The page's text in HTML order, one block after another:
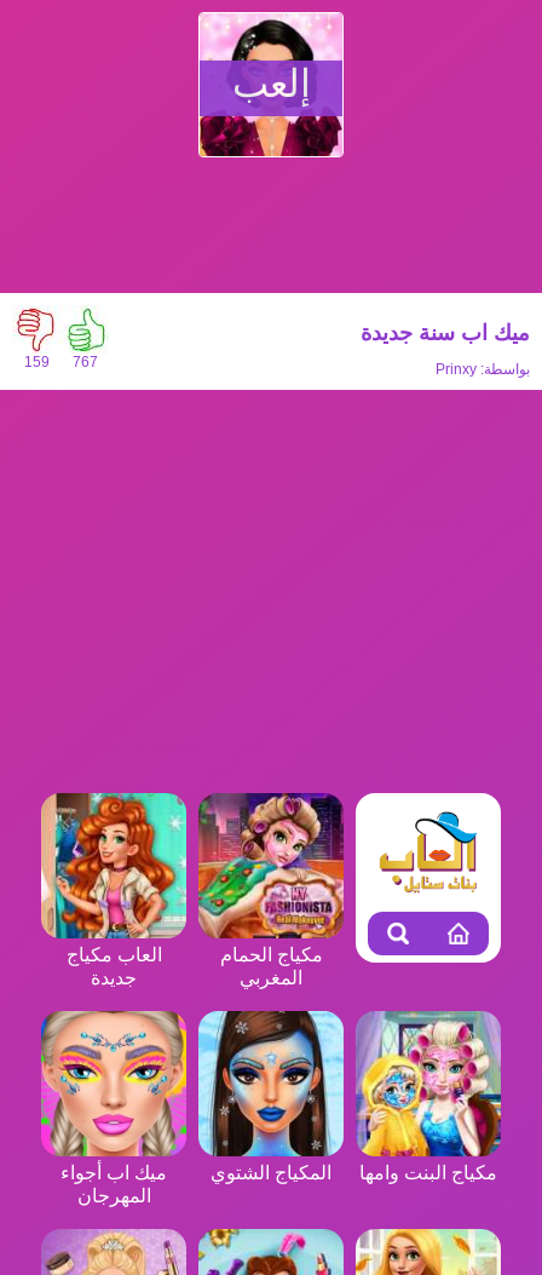
إلعب
159 767
ميك اب سنة جديدة
بواسطة: Prinxy
مكياج الحمام
المغربي
العاب مكياج
جديدة
مكياج البنت وامها المكياج الشتوي
ميك اب أجواء
المهرجان